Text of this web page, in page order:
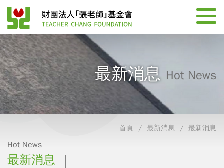
最新消息 Hot News
首頁 最新消息 最新消息
Hot News
最新消息